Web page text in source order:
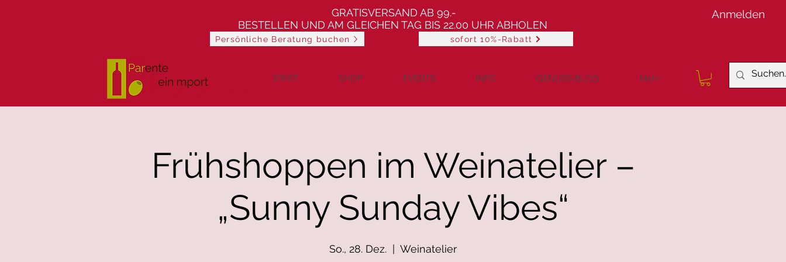
GRATISVERSAND AB 99.-
BESTELLEN UND AM GLEICHEN TAG BIS 22.00 UHR ABHOLEN
Persönliche Beratung buchen sofort 10%-Rabatt
Anmelden
START SHOP EVENTS INFO GENUSS-BLOG Mehr
Frühshoppen im Weinatelier –
„Sunny Sunday Vibes“
So., 28. Dez. Weinatelier